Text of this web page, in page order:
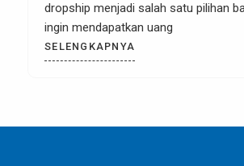
Anda ingin mendapatkan penghasilan
mempromosikan produk di
SELENGKAPNYA